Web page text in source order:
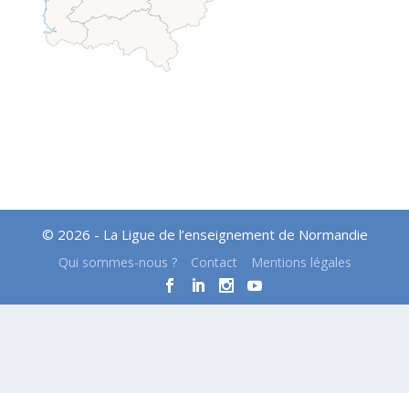
© 2026 - La Ligue de l’enseignement de Normandie
Qui sommes-nous ? Contact Mentions légales